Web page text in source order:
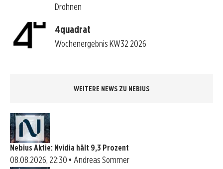
Drohnen
4quadrat
Wochenergebnis KW32 2026
WEITERE NEWS ZU NEBIUS
Nebius Aktie: Nvidia hält 9,3 Prozent
08.08.2026, 22:30 • Andreas Sommer